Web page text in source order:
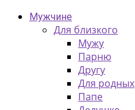
Мужчине
Для близкого
Мужу
Парню
Другу
Для родных
Папе